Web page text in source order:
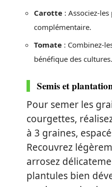
Carotte : Associez-
complémentaire.
Tomate : Combinez-
bénéfique des cultures.
Semis et
Pour semer les
courgettes,
à 3 graines,
Recouvrez
arrosez
plantules bien